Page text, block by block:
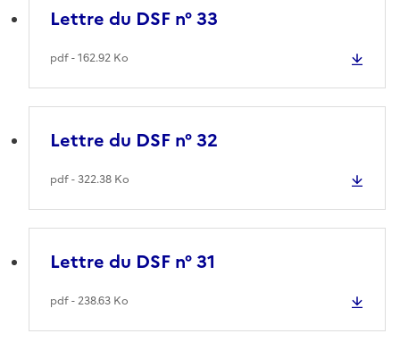
Lettre du DSF n° 33
pdf - 162.92 Ko
Lettre du DSF n° 32
pdf - 322.38 Ko
Lettre du DSF n° 31
pdf - 238.63 Ko